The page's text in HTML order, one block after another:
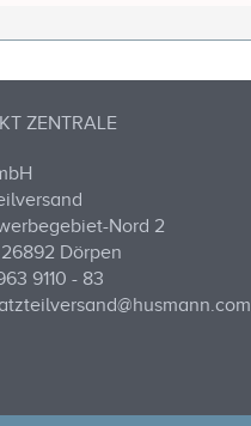
ZENTRALE
Nord 2
Dörpen
9110 - 83